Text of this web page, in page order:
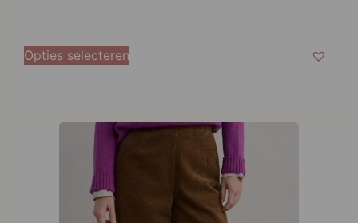
Opties selecteren